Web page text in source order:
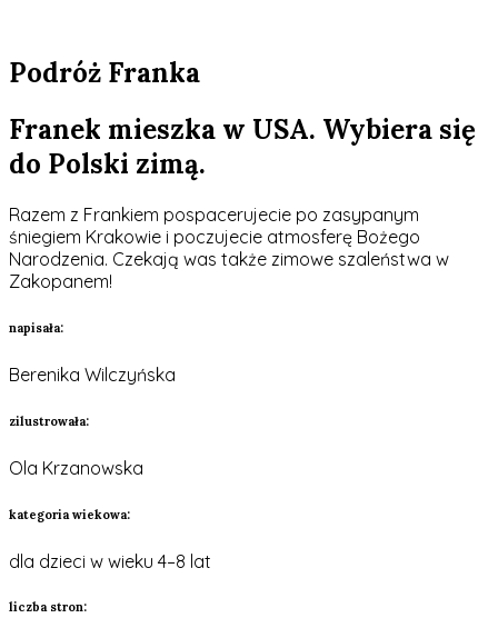
Podróż Franka
Franek mieszka w USA. Wybiera się
do Polski zimą.
Razem z Frankiem pospacerujecie po zasypanym
śniegiem Krakowie i poczujecie atmosferę Bożego
Narodzenia. Czekają was także zimowe szaleństwa w
Zakopanem!
napisała:
Berenika Wilczyńska
zilustrowała:
Ola Krzanowska
kategoria wiekowa:
dla dzieci w wieku 4–8 lat
liczba stron: